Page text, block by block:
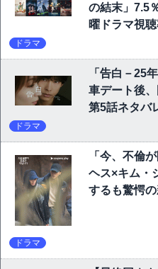
の結末」7.5
曜ドラマ視
ドラマ
「告白－25
車デート後
第5話ネタバ
ドラマ
「今、不倫
ヘス×キム・
するも驚愕の
ドラマ